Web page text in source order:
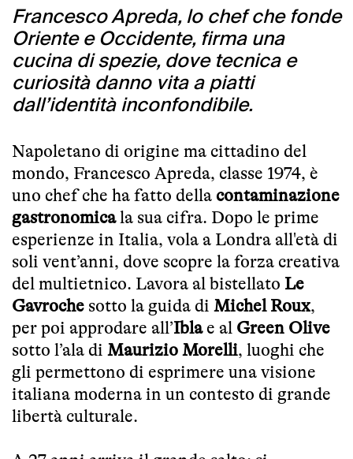
Francesco Apreda, lo chef che fonde
Oriente e Occidente, firma una
cucina di spezie, dove tecnica e
curiosità danno vita a piatti
dall’identità inconfondibile.
Napoletano di origine ma cittadino del
mondo, Francesco Apreda, classe 1974, è
uno chef che ha fatto della contaminazione
gastronomicala sua cifra. Dopo le prime
esperienze in Italia, vola a Londra all'età di
soli vent’anni, dove scopre la forza creativa
del multietnico. Lavora al bistellato Le
Gavroche sotto la guida di Michel Roux,
per poi approdare all’Iblae al Green Olive
sotto l’ala di Maurizio Morelli, luoghi che
gli permettono di esprimere una visione
italiana moderna in un contesto di grande
libertà culturale.